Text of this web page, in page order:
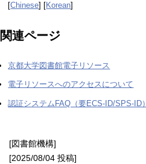
[Chinese] [Korean]
関連ページ
京都大学図書館電子リソース
電子リソースへのアクセスについて
認証システムFAQ（要ECS-ID/SPS-ID）
[図書館機構]
[2025/08/04 投稿]